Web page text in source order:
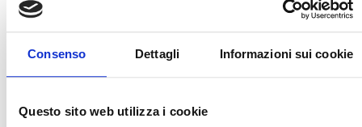
Consenso Dettagli Informazioni sui cookie
Questo sito web utilizza i cookie
Destinatari
Imprese agricole, forestali e imprese che operano in aree rurali.
***************************************************